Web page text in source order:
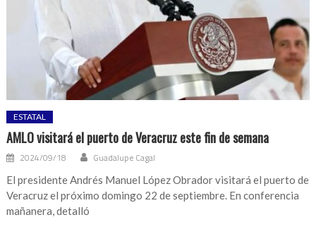
ESTATAL
AMLO visitará el puerto de Veracruz este fin de semana
2024/09/18 Guadalupe Cagal
El presidente Andrés Manuel López Obrador visitará el puerto de
Veracruz el próximo domingo 22 de septiembre. En conferencia
mañanera, detalló